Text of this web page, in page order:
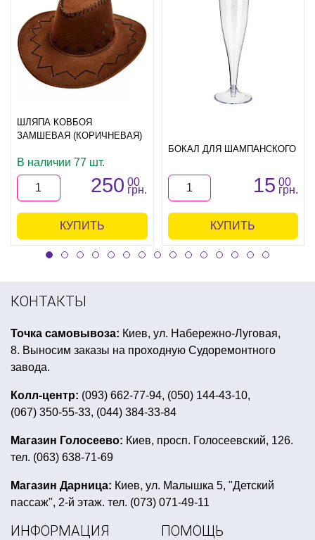
ШЛЯПА КОВБОЯ
ЗАМШЕВАЯ (КОРИЧНЕВАЯ)
В наличии 77 шт.
250 00
грн.
КУПИТЬ
БОКАЛ ДЛЯ ШАМПАНСКОГО
15 00
грн.
КУПИТЬ
КОНТАКТЫ
Точка самовывоза: Киев, ул. Набережно-Луговая,
8. Выносим заказы на проходную Судоремонтного
завода.
Колл-центр: (093) 662-77-94, (050) 144-43-10,
(067) 350-55-33, (044) 384-33-84
Магазин Голосеево: Киев, просп. Голосеевский, 126.
тел. (063) 638-71-69
Магазин Дарница: Киев, ул. Малышка 5, "Детский
пассаж", 2-й этаж. тел. (073) 071-49-11
ИНФОРМАЦИЯ ПОМОЩЬ